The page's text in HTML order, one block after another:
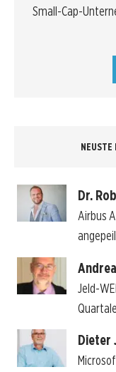
Small-Cap-
Dr.
Airbus
Jeld-
Dieter